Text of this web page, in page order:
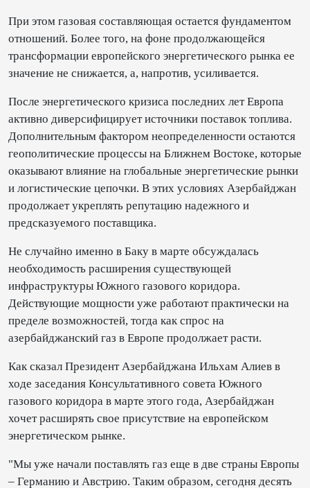
При этом газовая составляющая остается фундаментом
отношений. Более того, на фоне продолжающейся
трансформации европейского энергетического рынка ее
значение не снижается, а, напротив, усиливается.
После энергетического кризиса последних лет Европа
активно диверсифицирует источники поставок топлива.
Дополнительным фактором неопределенности остаются
геополитические процессы на Ближнем Востоке, которые
оказывают влияние на глобальные энергетические рынки
и логистические цепочки. В этих условиях Азербайджан
продолжает укреплять репутацию надежного и
предсказуемого поставщика.
Не случайно именно в Баку в марте обсуждалась
необходимость расширения существующей
инфраструктуры Южного газового коридора.
Действующие мощности уже работают практически на
пределе возможностей, тогда как спрос на
азербайджанский газ в Европе продолжает расти.
Как сказал Президент Азербайджана Ильхам Алиев в
ходе заседания Консультативного совета Южного
газового коридора в марте этого года, Азербайджан
хочет расширять свое присутствие на европейском
энергетическом рынке.
"Мы уже начали поставлять газ еще в две страны Европы
– Германию и Австрию. Таким образом, сегодня десять